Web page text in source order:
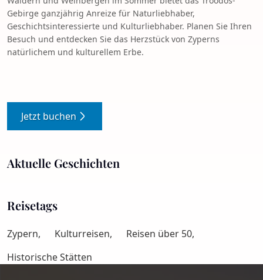
Gebirge ganzjährig Anreize für Naturliebhaber,
Geschichtsinteressierte und Kulturliebhaber. Planen Sie Ihren
Besuch und entdecken Sie das Herzstück von Zyperns
natürlichem und kulturellem Erbe.
Jetzt buchen
Aktuelle Geschichten
Reisetags
Zypern, Kulturreisen,
Reisen über 50,
Historische Stätten